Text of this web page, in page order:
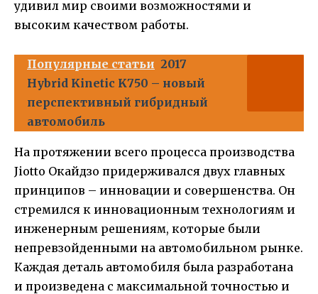
удивил мир своими возможностями и
высоким качеством работы.
Популярные статьи 2017
Hybrid Kinetic K750 – новый
перспективный гибридный
автомобиль
На протяжении всего процесса производства
Jiotto Окайдзо придерживался двух главных
принципов – инновации и совершенства. Он
стремился к инновационным технологиям и
инженерным решениям, которые были
непревзойденными на автомобильном рынке.
Каждая деталь автомобиля была разработана
и произведена с максимальной точностью и